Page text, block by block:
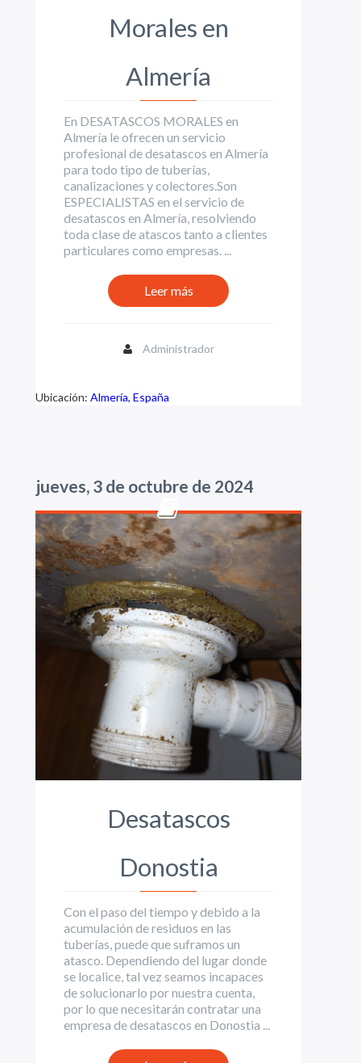
Morales en
Almería
En DESATASCOS MORALES en
Almería le ofrecen un servicio
profesional de desatascos en Almería
para todo tipo de tuberías,
canalizaciones y colectores.Son
ESPECIALISTAS en el servicio de
desatascos en Almería, resolviendo
toda clase de atascos tanto a clientes
particulares como empresas. ...
Leer más
Administrador
Ubicación: Almería, España
jueves, 3 de octubre de 2024
Desatascos
Donostia
Con el paso del tiempo y debido a la
acumulación de residuos en las
tuberías, puede que suframos un
atasco. Dependiendo del lugar donde
se localice, tal vez seamos incapaces
de solucionarlo por nuestra cuenta,
por lo que necesitarán contratar una
empresa de desatascos en Donostia ...